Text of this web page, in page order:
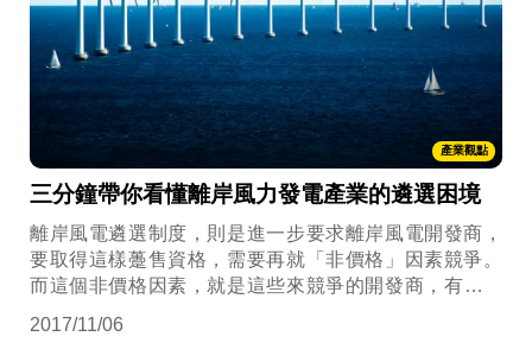
產業觀點
三分鐘帶你看懂離岸風力發電產業的遴選困境
離岸風電遴選制度，則是進一步要求離岸風電開發商，
要取得這樣躉售資格，需要再就「非價格」因素競爭。
而這個非價格因素，就是這些來競爭的開發商，有沒有
2017/11/06